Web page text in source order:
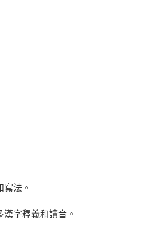
法。
漢字釋義和讀音。